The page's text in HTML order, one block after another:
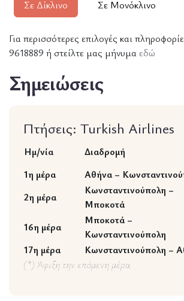
Σε Δίκλινο Σε Μονόκλινο
Για περισσότερες επιλογές και
9618889 ή στείλτε μας μήνυμα εδώ
Σημειώσεις
Πτήσεις: Turkish Airlines
Ημ/νία Διαδρομή
1η μέρα
Αθήνα –
2η μέρα
Κωνσταντινούπολη –
Μποκοτά
16η μέρα
Μποκοτά –
Κωνσταντινούπολη
17η μέρα
Κωνσταντινούπολη –
(*) Άφιξη την επόμενη μέρα